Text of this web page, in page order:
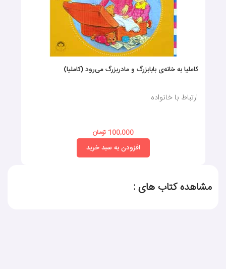
کاملیا به خانه‌ی بابابزرگ و مادربزرگ می‌رود (کاملیا)
ارتباط با خانواده
100,000 تومان
افزودن به سبد خرید
مشاهده کتاب های :